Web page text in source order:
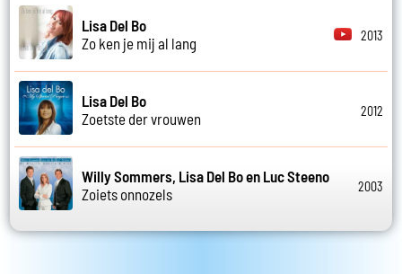
Lisa Del Bo
Zo ken je mij al lang
2013
Lisa Del Bo
Zoetste der vrouwen
2012
Willy Sommers, Lisa Del Bo en Luc Steeno
Zoiets onnozels
2003